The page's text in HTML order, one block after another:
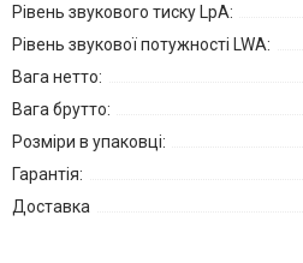
Рівень звукового тиску LpA:
Рівень звукової потужності LWA:
Вага нетто:
Вага брутто:
Розміри в упаковці:
Гарантія:
Доставка